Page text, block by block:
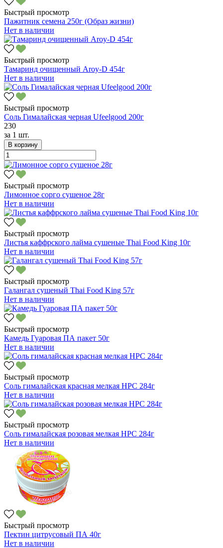
Быстрый просмотр
Пажитник семена 250г (Образ жизни)
Нет в наличии
Быстрый просмотр
Тамаринд очищенный Aroy-D 454г
Нет в наличии
Быстрый просмотр
Соль Гималайская черная Ufeelgood 200г
230
за 1 шт.
В корзину
Быстрый просмотр
Лимонное сорго сушеное 28г
Нет в наличии
Быстрый просмотр
Листья каффрского лайма сушеные Thai Food King 10г
Нет в наличии
Быстрый просмотр
Галангал сушеный Thai Food King 57г
Нет в наличии
Быстрый просмотр
Камедь Гуаровая ПА пакет 50г
Нет в наличии
Быстрый просмотр
Соль гималайская красная мелкая HPC 284г
Нет в наличии
Быстрый просмотр
Соль гималайская розовая мелкая HPC 284г
Нет в наличии
Быстрый просмотр
Пектин цитрусовый ПА 40г
Нет в наличии